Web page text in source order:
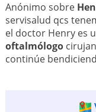
Anónimo sobre
servisalud qcs
el doctor Henry es
oftalmólogo
continúe